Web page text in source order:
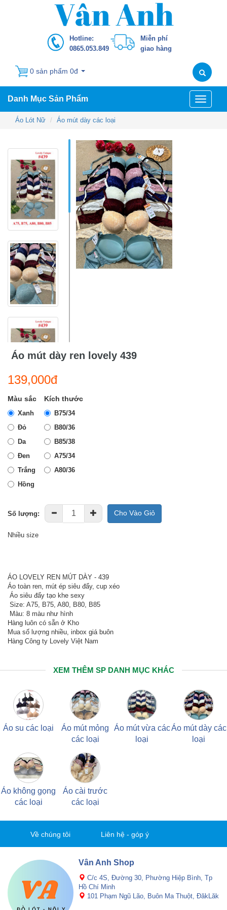
Hotline:
0865.053.849
Miễn phí
giao hàng
0 sản phẩm 0đ
Danh Mục Sản Phẩm
Toggle
Áo Lót Nữ
Áo mút dày các loại
Áo mút dày ren lovely 439
139,000đ
Màu sắc
Xanh
Đỏ
Da
Đen
Trắng
Hồng
Kích thước
B75/34
B80/36
B85/38
A75/34
A80/36
Số lượng: Cho Vào Giỏ
Nhiều size
ÁO LOVELY REN MÚT DÀY - 439
Áo toàn ren, mút ép siêu đẩy, cup xéo
Áo siêu đẩy tạo khe sexy
Size: A75, B75, A80, B80, B85
Màu: 8 màu như hình
Hàng luôn có sẵn ở Kho
Mua số lượng nhiều, inbox giá buôn
Hàng Công ty Lovely Việt Nam
XEM THÊM SP DANH MỤC KHÁC
Áo su các loại
Áo mút mỏng
các loại
Áo mút vừa các
loại
Áo mút dày các
loại
Áo không gọng
các loại
Áo cài trước
các loại
Về chúng tôi Liên hệ - góp ý
Vân Anh Shop
C/c 4S, Đường 30, Phường Hiệp Bình, Tp
Hồ Chí Minh
101 Phạm Ngũ Lão, Buôn Ma Thuột, ĐăkLăk